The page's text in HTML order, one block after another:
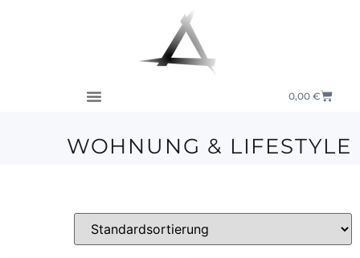
0,00 €
WOHNUNG & LIFESTYLE